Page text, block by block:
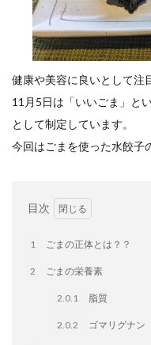
健康や美容に良いとして注
11月5日は「いいごま」と
として制定しています。
今回はごまを使った水餃子
目次
1 ごまの正体とは？？
2 ごまの栄養素
2.0.1 脂質
2.0.2 ゴマリグナン
麻婆豆腐
麻辣湯
肉汁爆弾餃子
米
羽根つきタン塩餃子
肉まん・豚まん
蒸籠
衛生管理
謹製 羽根つき なにわの
お取り寄せ
うどん
キャンプ